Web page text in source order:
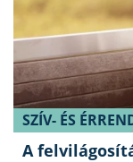
SZÍV- ÉS
A